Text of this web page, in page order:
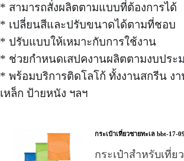
* สามารถสั่งผลิตตามแบบที่ต้องการได้
* เปลี่ยนสีและปรับขนาดได้ตามที่ชอบ
* ปรับแบบให้เหมาะกับการใช้งาน
* ช่วยกำหนดเสปคงานผลิตตามงบปร
* พร้อมบริการติดโลโก้ ทั้งงานสกรีน ง
เหล็ก ป้ายหนัง ฯลฯ
กระเป๋าเที่ยวชายทะเล bbt-17-
กระเป๋าสำหรับเที่ย